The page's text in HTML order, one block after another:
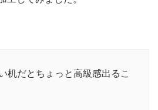
だとちょっと高級感出るこ